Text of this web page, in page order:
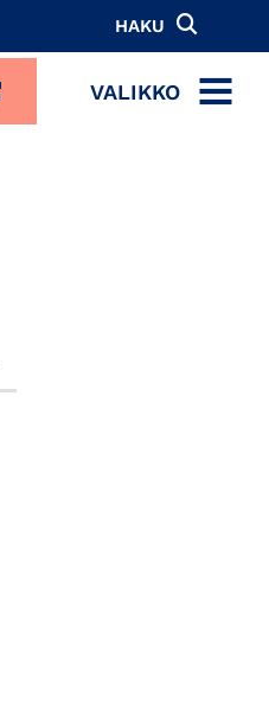
HAKU
VALIKKO
MENU